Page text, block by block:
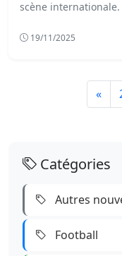
scène
19/11/2025
«
Catégories
Autres
Football